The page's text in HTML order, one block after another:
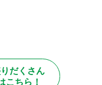
だくさん
こちら！